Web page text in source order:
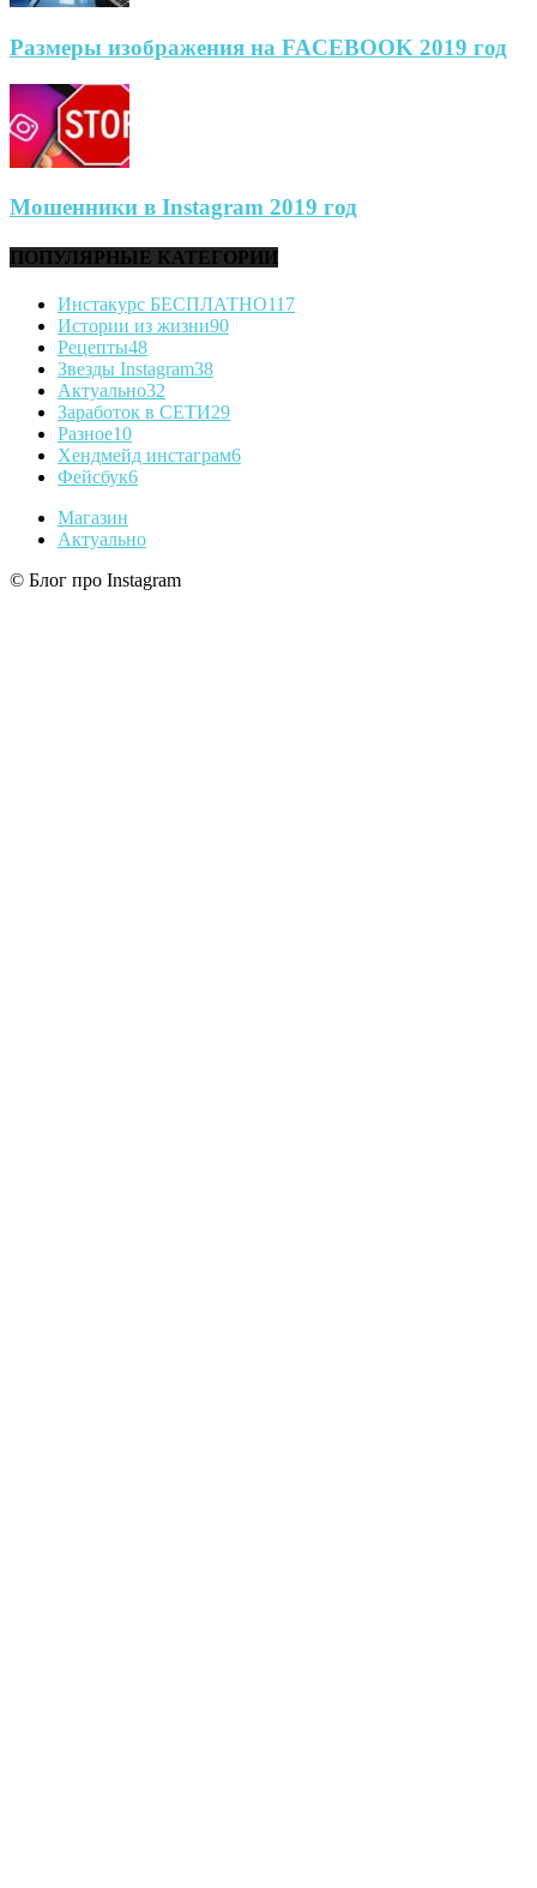
Размеры изображения на FACEBOOK 2019 год
Мошенники в Instagram 2019 год
ПОПУЛЯРНЫЕ КАТЕГОРИИ
Инстакурс БЕСПЛАТНО117
Истории из жизни90
Рецепты48
Звезды Instagram38
Актуально32
Заработок в СЕТИ29
Разное10
Хендмейд инстаграм6
Фейсбук6
Магазин
Актуально
© Блог про Instagram